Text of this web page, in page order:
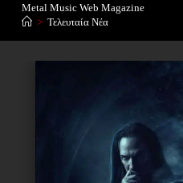
Metal Music Web Magazine
> Τελευταία Νέα